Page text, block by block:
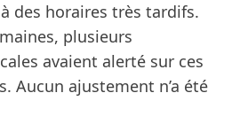
des horaires très tardifs.
plusieurs
avaient alerté sur ces
Aucun ajustement n’a été